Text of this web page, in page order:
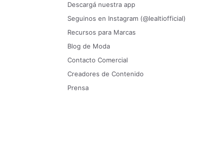
Descargá nuestra app
Seguinos en Instagram (@lealtiofficial)
Recursos para Marcas
Blog de Moda
Contacto Comercial
Creadores de Contenido
Prensa